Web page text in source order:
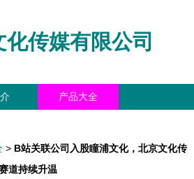
传媒有限公司
产品大全
> B站关联公司入股瞳浦文化，北京文化传
道持续升温